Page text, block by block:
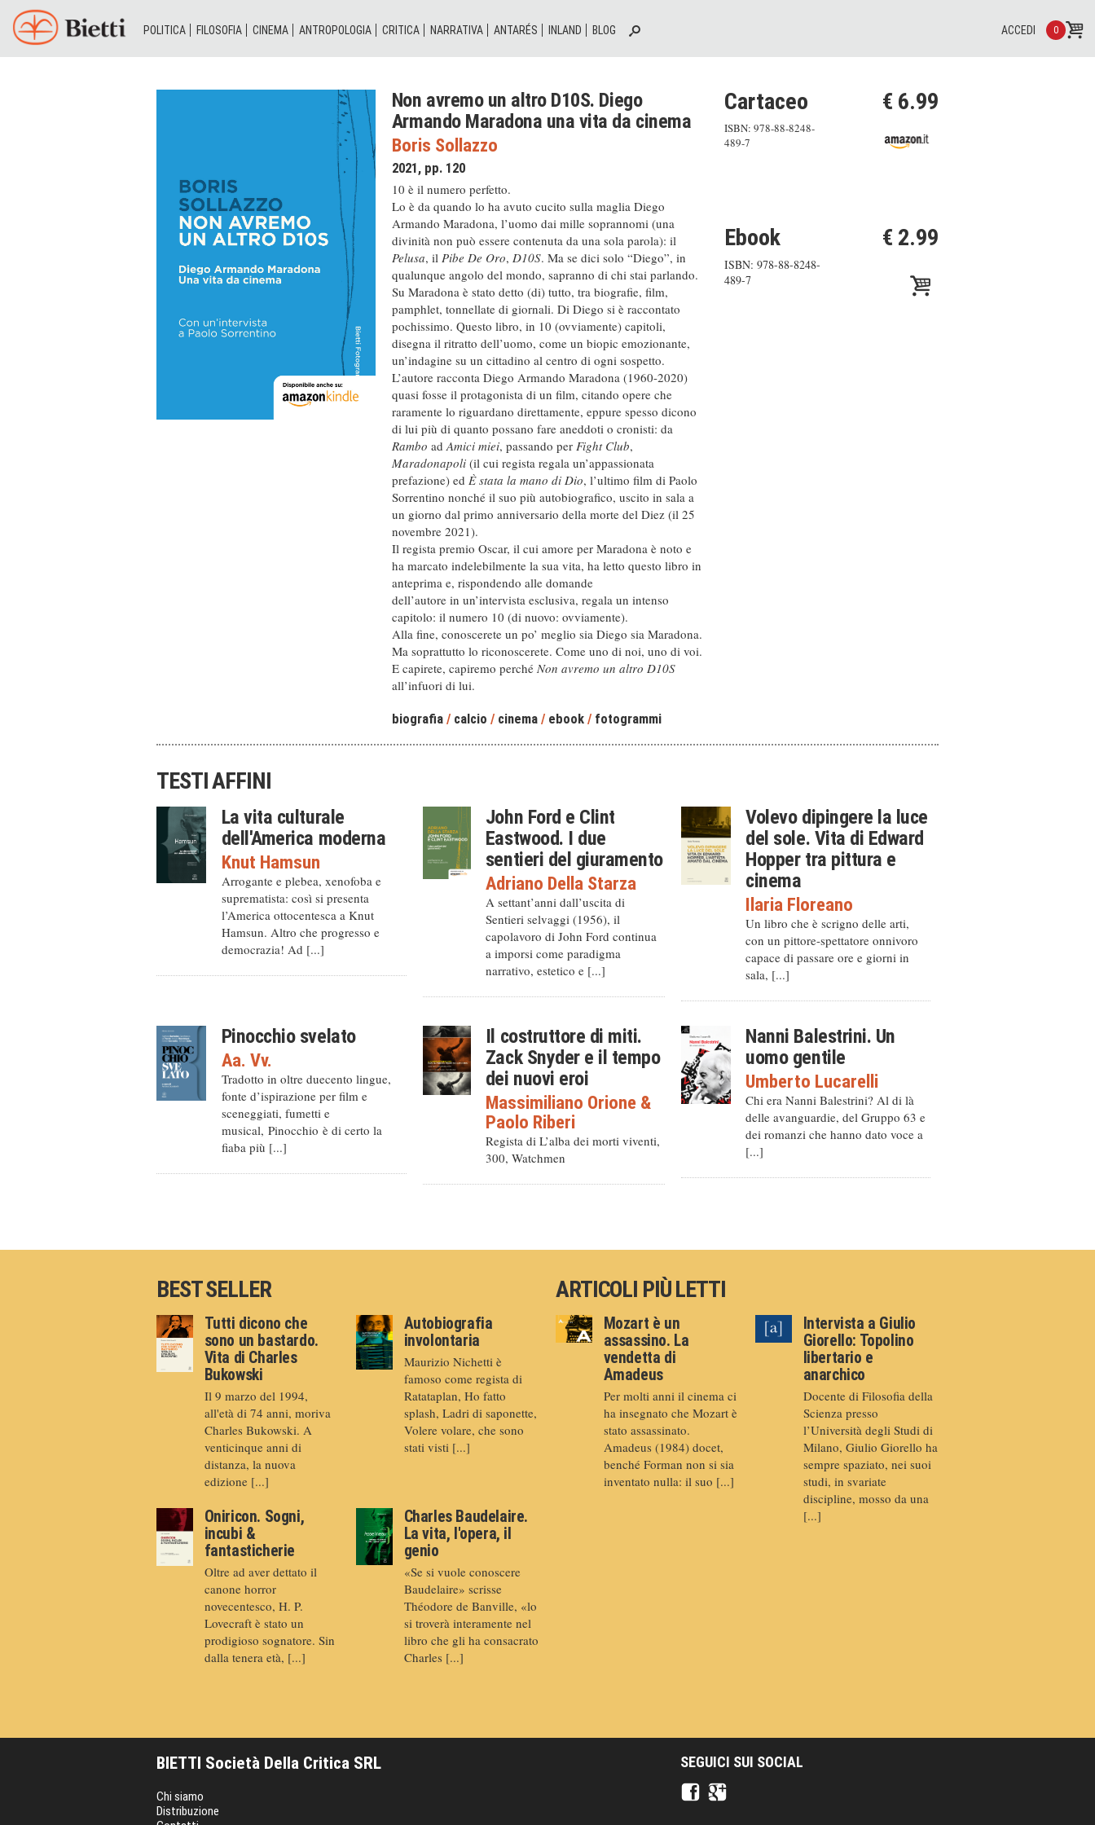
POLITICA FILOSOFIA CINEMA ANTROPOLOGIA CRITICA NARRATIVA ANTARÉS INLAND BLOG 0
ACCEDI
Non avremo un altro D10S. Diego
Armando Maradona una vita da cinema
Boris Sollazzo
2021, pp. 120
10 è il numero perfetto.
Lo è da quando lo ha avuto cucito sulla maglia Diego
Armando Maradona, l’uomo dai mille soprannomi (una
divinità non può essere contenuta da una sola parola): il
Pelusa, il Pibe De Oro, D10S. Ma se dici solo “Diego”, in
qualunque angolo del mondo, sapranno di chi stai parlando.
Su Maradona è stato detto (di) tutto, tra biografie, film,
pamphlet, tonnellate di giornali. Di Diego si è raccontato
pochissimo. Questo libro, in 10 (ovviamente) capitoli,
disegna il ritratto dell’uomo, come un biopic emozionante,
un’indagine su un cittadino al centro di ogni sospetto.
L’autore racconta Diego Armando Maradona (1960-2020)
quasi fosse il protagonista di un film, citando opere che
raramente lo riguardano direttamente, eppure spesso dicono
di lui più di quanto possano fare aneddoti o cronisti: da
Rambo adAmici miei, passando per Fight Club,
Maradonapoli(il cui regista regala un’appassionata
prefazione) ed È stata la mano di Dio, l’ultimo film di Paolo
Sorrentino nonché il suo più autobiografico, uscito in sala a
un giorno dal primo anniversario della morte del Diez (il 25
novembre 2021).
Il regista premio Oscar, il cui amore per Maradona è noto e
ha marcato indelebilmente la sua vita, ha letto questo libro in
anteprima e, rispondendo alle domande
dell’autore in un’intervista esclusiva, regala un intenso
capitolo: il numero 10 (di nuovo: ovviamente).
Alla fine, conoscerete un po’ meglio sia Diego sia Maradona.
Ma soprattutto lo riconoscerete. Come uno di noi, uno di voi.
E capirete, capiremo perché Non avremo un altro D10S
all’infuori di lui.
biografia / calcio / cinema / ebook / fotogrammi
Cartaceo
ISBN: 978-88-8248-
489-7
€ 6.99
Ebook
ISBN: 978-88-8248-
489-7
€ 2.99
TESTI AFFINI
La vita culturale
dell'America moderna
Knut Hamsun
Arrogante e plebea, xenofoba e
suprematista: così si presenta
l’America ottocentesca a Knut
Hamsun. Altro che progresso e
democrazia! Ad [...]
John Ford e Clint
Eastwood. I due
sentieri del giuramento
Adriano Della Starza
A settant’anni dall’uscita di
Sentieri selvaggi (1956), il
capolavoro di John Ford continua
a imporsi come paradigma
narrativo, estetico e [...]
Volevo dipingere la luce
del sole. Vita di Edward
Hopper tra pittura e
cinema
Ilaria Floreano
Un libro che è scrigno delle arti,
con un pittore-spettatore onnivoro
capace di passare ore e giorni in
sala, [...]
Pinocchio svelato
Aa. Vv.
Tradotto in oltre duecento lingue,
fonte d’ispirazione per film e
sceneggiati, fumetti e
musical, Pinocchio è di certo la
fiaba più [...]
Il costruttore di miti.
Zack Snyder e il tempo
dei nuovi eroi
Massimiliano Orione&
Paolo Riberi
Regista di L’alba dei morti viventi,
300, Watchmen
Nanni Balestrini. Un
uomo gentile
Umberto Lucarelli
Chi era Nanni Balestrini? Al di là
delle avanguardie, del Gruppo 63 e
dei romanzi che hanno dato voce a
[...]
BEST SELLER
Tutti dicono che
sono un bastardo.
Vita di Charles
Bukowski
Il 9 marzo del 1994,
all'età di 74 anni, moriva
Charles Bukowski. A
venticinque anni di
distanza, la nuova
edizione [...]
Autobiografia
involontaria
Maurizio Nichetti è
famoso come regista di
Ratataplan, Ho fatto
splash, Ladri di saponette,
Volere volare, che sono
stati visti [...]
Oniricon. Sogni,
incubi &
fantasticherie
Oltre ad aver dettato il
canone horror
novecentesco, H. P.
Lovecraft è stato un
prodigioso sognatore. Sin
dalla tenera età, [...]
Charles Baudelaire.
La vita, l'opera, il
genio
«Se si vuole conoscere
Baudelaire» scrisse
Théodore de Banville, «lo
si troverà interamente nel
libro che gli ha consacrato
Charles [...]
ARTICOLI PIÙ LETTI
Mozart è un
assassino. La
vendetta di
Amadeus
Per molti anni il cinema ci
ha insegnato che Mozart è
stato assassinato.
Amadeus (1984) docet,
benché Forman non si sia
inventato nulla: il suo [...]
Intervista a Giulio
Giorello: Topolino
libertario e
anarchico
Docente di Filosofia della
Scienza presso
l’Università degli Studi di
Milano, Giulio Giorello ha
sempre spaziato, nei suoi
studi, in svariate
discipline, mosso da una
[...]
BIETTI Società Della Critica SRL
Chi siamo
Distribuzione
SEGUICI SUI SOCIAL